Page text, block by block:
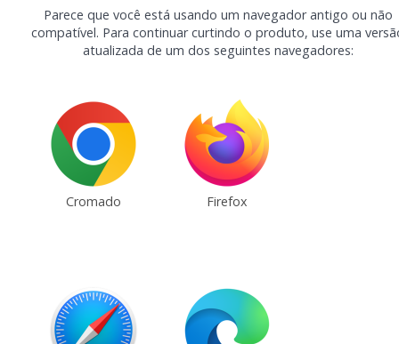
Parece que você está usando um navegador antigo ou não
compatível. Para continuar curtindo o produto, use uma
atualizada de um dos seguintes navegadores:
Cromado Firefox